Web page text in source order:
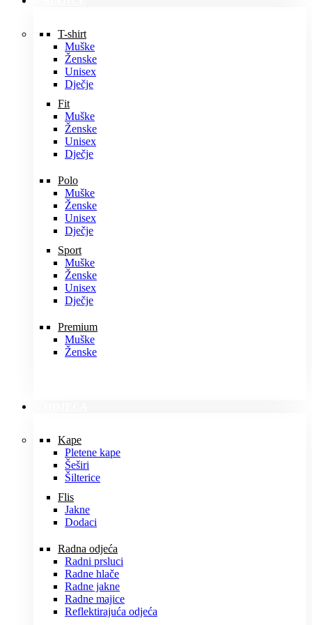
T-shirt
Muške
Ženske
Unisex
Dječje
Fit
Muške
Ženske
Unisex
Dječje
Polo
Muške
Ženske
Unisex
Dječje
Sport
Muške
Ženske
Unisex
Dječje
Premium
Muške
Ženske
Kape
Pletene kape
Šeširi
Šilterice
Flis
Jakne
Dodaci
Radna odjeća
Radni prsluci
Radne hlače
Radne jakne
Radne majice
Reflektirajuća odjeća